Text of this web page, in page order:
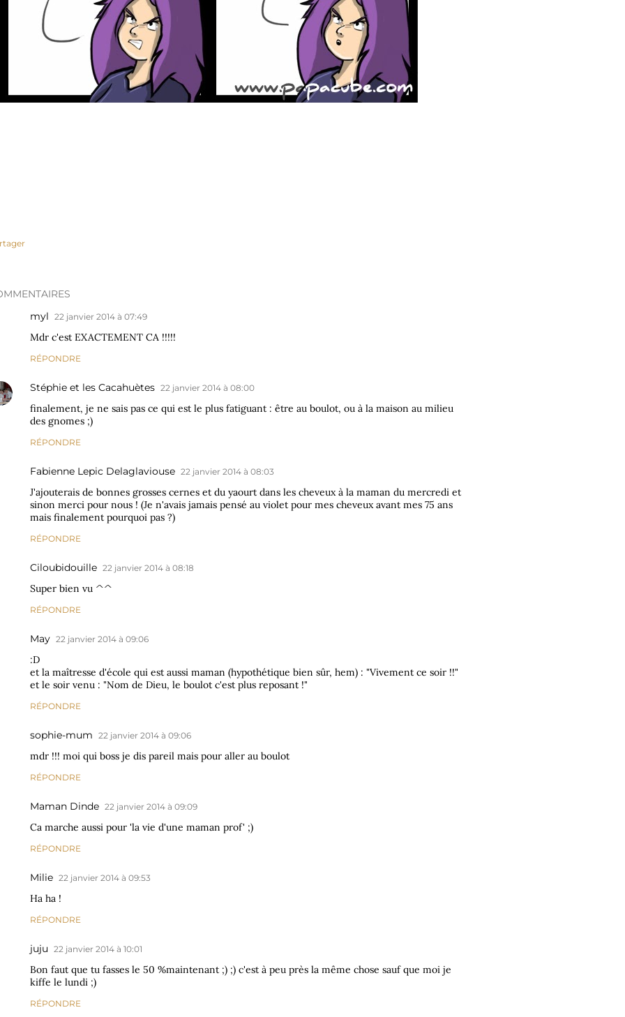
myl 22 janvier 2014 à 07:49
Mdr c'est EXACTEMENT CA !!!!!
RÉPONDRE
Stéphie et les Cacahuètes 22 janvier 2014 à 08:00
finalement, je ne sais pas ce qui est le plus fatiguant : être au boulot, ou à la maison au milieu
des gnomes ;)
RÉPONDRE
Fabienne Lepic Delaglaviouse 22 janvier 2014 à 08:03
J'ajouterais de bonnes grosses cernes et du yaourt dans les cheveux à la maman du mercredi et
sinon merci pour nous ! (Je n'avais jamais pensé au violet pour mes cheveux avant mes 75 ans
mais finalement pourquoi pas ?)
RÉPONDRE
Ciloubidouille 22 janvier 2014 à 08:18
Super bien vu ^^
RÉPONDRE
May 22 janvier 2014 à 09:06
:D
et la maîtresse d'école qui est aussi maman (hypothétique bien sûr, hem) : "Vivement ce soir !!"
et le soir venu : "Nom de Dieu, le boulot c'est plus reposant !"
RÉPONDRE
sophie-mum 22 janvier 2014 à 09:06
mdr !!! moi qui boss je dis pareil mais pour aller au boulot
RÉPONDRE
Maman Dinde 22 janvier 2014 à 09:09
Ca marche aussi pour 'la vie d'une maman prof' ;)
RÉPONDRE
Milie 22 janvier 2014 à 09:53
Ha ha !
RÉPONDRE
juju 22 janvier 2014 à 10:01
Bon faut que tu fasses le 50 %maintenant ;) ;) c'est à peu près la même chose sauf que moi je
kiffe le lundi ;)
RÉPONDRE